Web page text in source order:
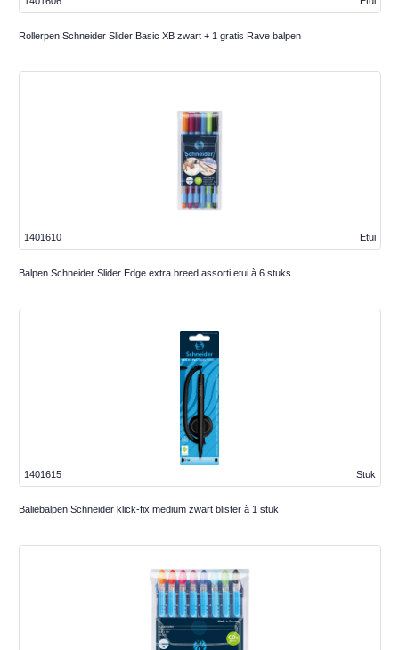
Rollerpen Schneider Slider Basic XB zwart + 1 gratis Rave balpen
Etui
1401610
Balpen Schneider Slider Edge extra breed assorti etui à 6 stuks
Stuk
1401615
Baliebalpen Schneider klick-fix medium zwart blister à 1 stuk